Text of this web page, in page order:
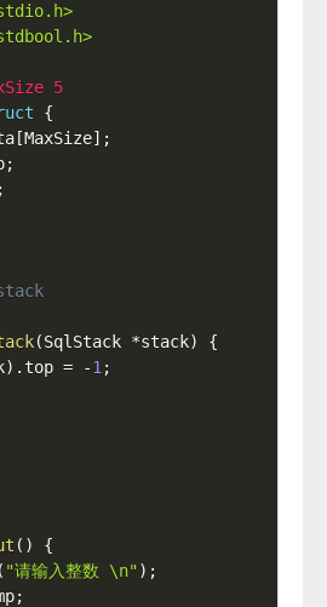
5
{
[MaxSize] ;
;
;
(SqlStack *stack)
{
) .top = -1 ;
( )
{
( "请输入整数 \n") ;
;